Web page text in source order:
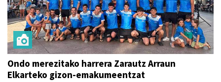
Ondo merezitako harrera Zarautz Arraun
Elkarteko gizon-emakumeentzat